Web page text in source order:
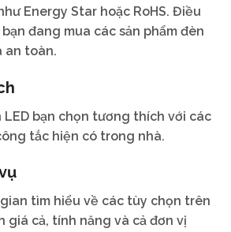
Energy Star hoặc RoHS. Điều
đang mua các sản phẩm đèn
an toàn.
LED bạn chọn tương thích với các
tắc hiện có trong nhà.
tìm hiểu về các tùy chọn trên
giá cả, tính năng và cả đơn vị